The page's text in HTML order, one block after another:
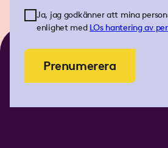
Ja, jag godkänner att mina
enlighet med LOs hantering av
Prenumerera